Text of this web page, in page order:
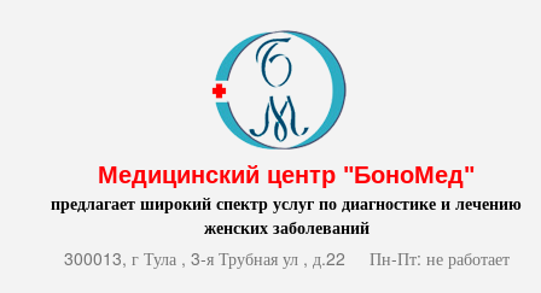
Медицинский центр "БоноМед"
предлагает широкий спектр услуг по диагностике и лечению
женских заболеваний
300013, г Тула , 3-я Трубная ул , д.22
Пн-Пт: не работает